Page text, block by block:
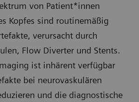
von Patient*innen
Kopfes sind routinemäßig
verursacht durch
Flow Diverter und Stents.
ist inhärent verfügbar
bei neurovaskulären
und die diagnostische